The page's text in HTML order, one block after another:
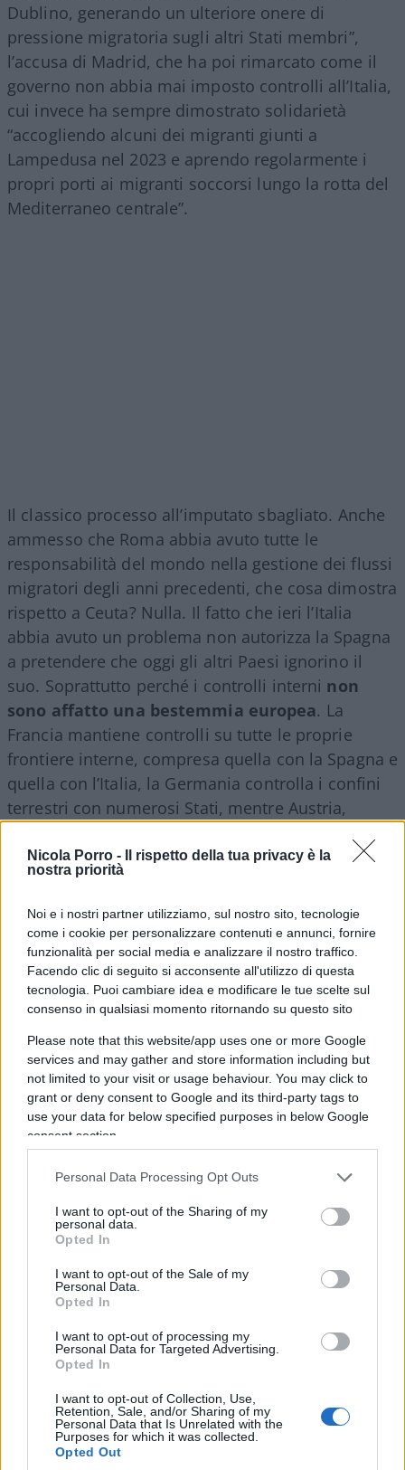
Nicola Porro -
Il rispetto della tua privacy è la
nostra priorità
Noi e i nostri partner utilizziamo, sul nostro sito, tecnologie
come i cookie per personalizzare contenuti e annunci, fornire
funzionalità per social media e analizzare il nostro traffico.
Facendo clic di seguito si acconsente all'utilizzo di questa
tecnologia. Puoi cambiare idea e modificare le tue scelte sul
consenso in qualsiasi momento ritornando su questo sito
Please note that this website/app uses one or more Google
services and may gather and store information including but
not limited to your visit or usage behaviour. You may click to
grant or deny consent to Google and its third-party tags to
use your data for below specified purposes in below Google
consent section.
Personal Data Processing Opt Outs
I want to opt-out of the Sharing of my
personal data.
Opted In
I want to opt-out of the Sale of my
Personal Data.
Opted In
I want to opt-out of processing my
Personal Data for Targeted Advertising.
Opted In
I want to opt-out of Collection, Use,
Retention, Sale, and/or Sharing of my
Personal Data that Is Unrelated with the
Purposes for which it was collected.
Opted Out
Dublino, generando un ulteriore onere di
pressione migratoria sugli altri Stati membri”,
l’accusa di Madrid, che ha poi rimarcato come il
governo non abbia mai imposto controlli all’Italia,
cui invece ha sempre dimostrato solidarietà
“accogliendo alcuni dei migranti giunti a
Lampedusa nel 2023 e aprendo regolarmente i
propri porti ai migranti soccorsi lungo la rotta del
Mediterraneo centrale”.
Il classico processo all’imputato sbagliato. Anche
ammesso che Roma abbia avuto tutte le
responsabilità del mondo nella gestione dei flussi
migratori degli anni precedenti, che cosa dimostra
rispetto a Ceuta? Nulla. Il fatto che ieri l’Italia
abbia avuto un problema non autorizza la Spagna
a pretendere che oggi gli altri Paesi ignorino il
suo. Soprattutto perché i controlli interni non
sono affatto una bestemmia europea. La
Francia mantiene controlli su tutte le proprie
frontiere interne, compresa quella con la Spagna e
quella con l’Italia, la Germania controlla i confini
terrestri con numerosi Stati, mentre Austria,
gli strumenti consentiti dal Codice Schengen. La
stessa Italia mantiene da tempo controlli alla
frontiera con la Slovenia per ragioni legate a
immigrazione irregolare e sicurezza. Dunque il
punto non è Schengen.Il punto è politico.
Sanchez vorrebbe trasformare una gigantesca crisi
avvenuta sotto la responsabilità del suo governo
in un processo alle precauzioni adottate dagli
altri. Prima Ceuta viene travolta, poi Madrid
rassicura tutti dicendo che il problema è già
sostanzialmente risolto, infine minaccia ritorsioni
contro chi non considera sufficienti quelle
rassicurazioni. Una singolare concezione della
solidarietà europea: fidatevi di noi, oppure vi
puniamo.